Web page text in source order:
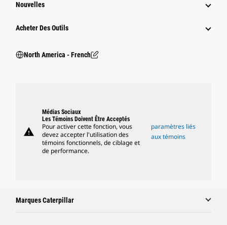
Nouvelles
Acheter Des Outils
North America - French
warning
Médias Sociaux
Les Témoins Doivent Être Acceptés
Pour activer cette fonction, vous
devez accepter l'utilisation des
témoins fonctionnels, de ciblage et
de performance.
paramètres liés
aux témoins
Marques Caterpillar